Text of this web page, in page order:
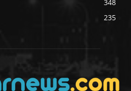
348
235